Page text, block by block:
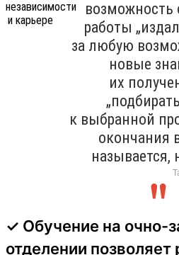
возможность
работы
за любую
новые
их
к выбранной
окончания
называется,
✓ Обучение на очно-
отделении